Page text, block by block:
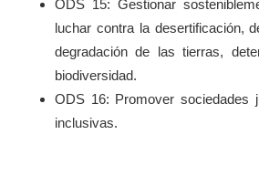
ODS 15: Gestionar
luchar contra la desertificación,
degradación de las tierras,
biodiversidad.
ODS 16: Promover sociedades
inclusivas.